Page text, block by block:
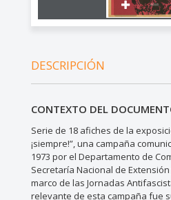
DESCRIPCIÓN
CONTEXTO DEL
Serie de 18 afiches de la
¡siempre!”, una campaña
1973 por el Departamento de
Secretaría Nacional de
marco de las Jornadas
relevante de esta campaña fue